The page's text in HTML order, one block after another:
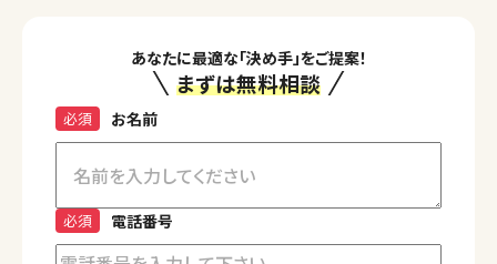
あなたに最適な「決め手」をご提案！
まずは無料相談
お名前
必須
電話番号
必須